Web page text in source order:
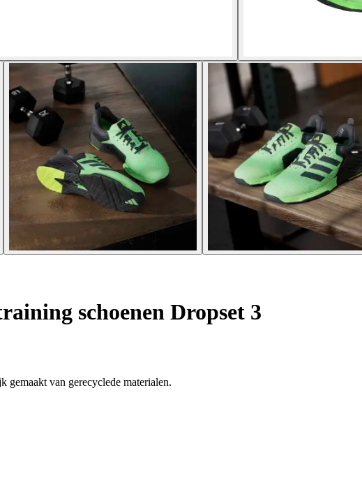
schoenen Dropset 3
gemaakt van gerecyclede materialen.